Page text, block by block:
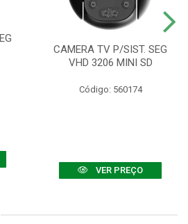
CAMERA TV P/SIST. SEG
VHD 3206 MINI SD
Código: 560174
VER PREÇO